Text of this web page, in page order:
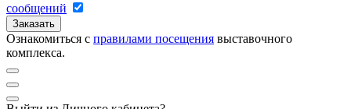
сообщений
Заказать
Ознакомиться с правилами посещения выставочного
комплекса.